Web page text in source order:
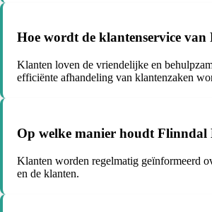
Hoe wordt de klantenservice
Klanten loven de vriendelijke en
efficiënte afhandeling van klantenzaken
Op welke manier houdt Flinndal
Klanten worden regelmatig geïnformeerd
en de klanten.